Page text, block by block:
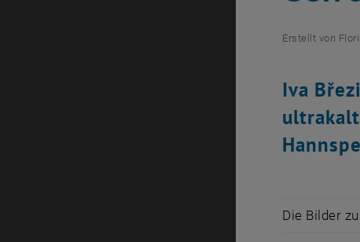
Erstellt von
Iva
Die Bilder